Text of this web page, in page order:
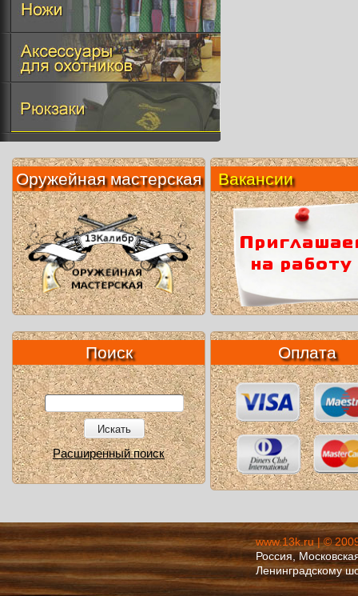
Оружейная мастерскаяВакансии
Поиск
Искать
Расширенный поиск
Оплата
www.13k.ru | ©
Россия,
Ленинградскому